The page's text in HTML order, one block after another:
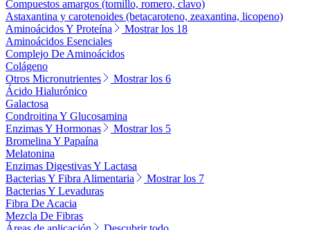
Compuestos amargos (tomillo, romero, clavo)
Astaxantina y carotenoides (betacaroteno, zeaxantina, licopeno)
Aminoácidos Y Proteína
Mostrar los 18
Aminoácidos Esenciales
Complejo De Aminoácidos
Colágeno
Otros Micronutrientes
Mostrar los 6
Ácido Hialurónico
Galactosa
Condroitina Y Glucosamina
Enzimas Y Hormonas
Mostrar los 5
Bromelina Y Papaína
Melatonina
Enzimas Digestivas Y Lactasa
Bacterias Y Fibra Alimentaria
Mostrar los 7
Bacterias Y Levaduras
Fibra De Acacia
Mezcla De Fibras